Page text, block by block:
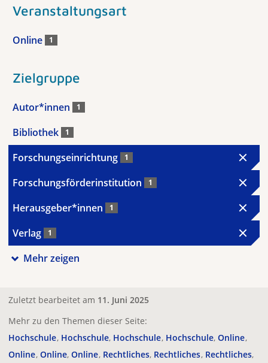
Veranstaltungsart
Online 1
Zielgruppe
Autor*innen 1
Bibliothek 1
Forschungseinrichtung 1
Forschungsförderinstitution 1
Herausgeber*innen 1
Verlag 1
Mehr zeigen
Zuletzt bearbeitet am 11. Juni 2025
Mehr zu den Themen dieser Seite:
Hochschule Hochschule Hochschule Hochschule Online
Online Online Online Rechtliches Rechtliches Rechtliches